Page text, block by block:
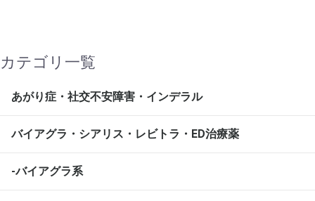
カテゴリ一覧
あがり症・社交不安障害・インデラル
バイアグラ・シアリス・レビトラ・ED治療薬
-バイアグラ系